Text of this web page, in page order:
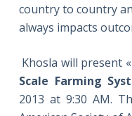
country to country
always impacts
Khosla will present
Scale Farming
2013 at 9:30 AM.